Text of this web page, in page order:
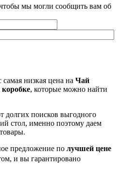
мы могли сообщить вам об
низкая цена на Чай
, которые можно найти
долгих поисков выгодного
стол, именно поэтому даем
предложение по лучшей цене
и вы гарантировано